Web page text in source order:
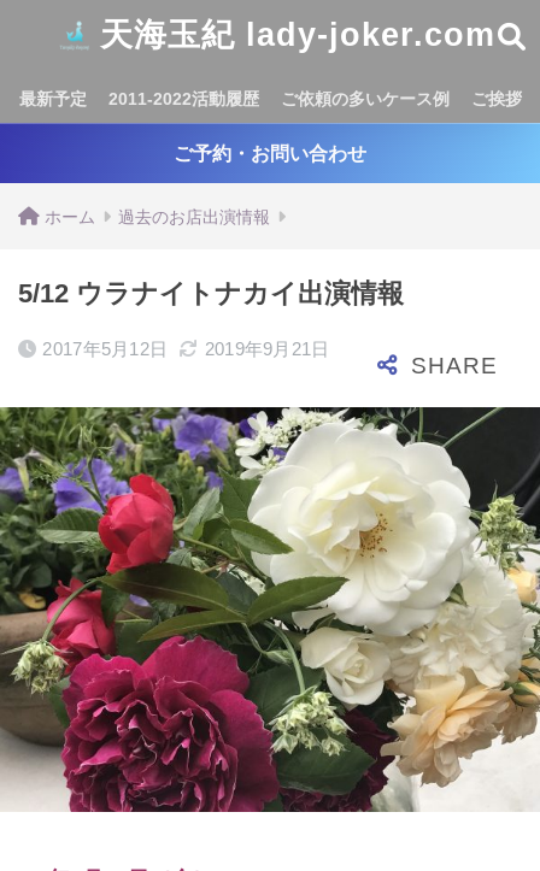
天海玉紀 lady-joker.com
最新予定 2011-2022活動履歴 ご依頼の多いケース例 ご挨拶
ご予約・お問い合わせ
ホーム 過去のお店出演情報
5/12 ウラナイトナカイ出演情報
2017年5月12日 2019年9月21日